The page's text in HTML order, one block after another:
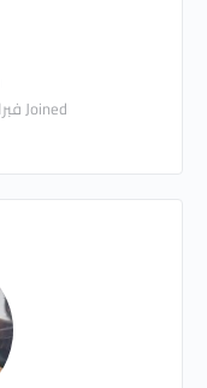
Joined فبراير 2022